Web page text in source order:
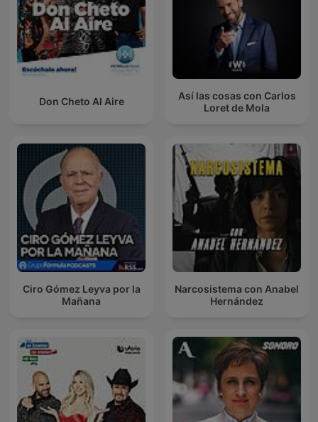
Don Cheto Al Aire
Así las cosas con Carlos
Loret de Mola
Ciro Gómez Leyva por la
Mañana
Narcosistema con Anabel
Hernández